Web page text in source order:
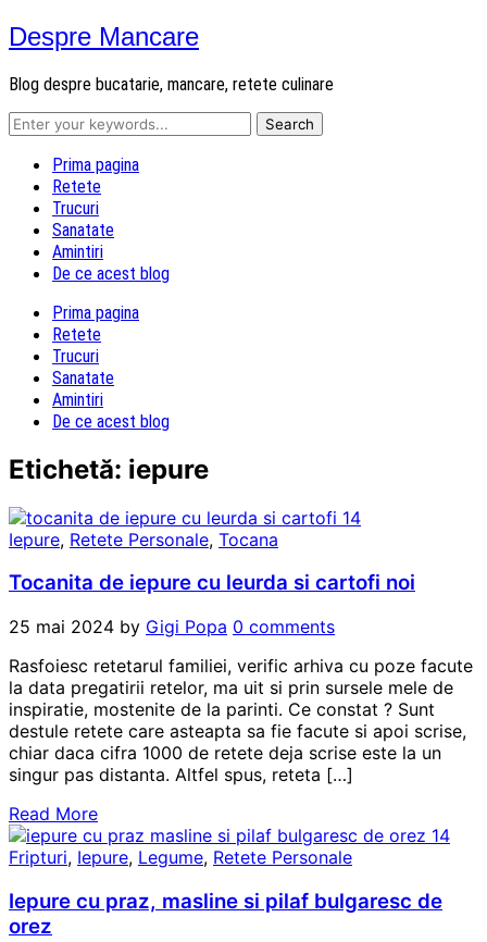
Despre Mancare
Blog despre bucatarie, mancare, retete culinare
Prima pagina
Retete
Trucuri
Sanatate
Amintiri
De ce acest blog
Prima pagina
Retete
Trucuri
Sanatate
Amintiri
De ce acest blog
Etichetă: iepure
Iepure, Retete Personale, Tocana
Tocanita de iepure cu leurda si cartofi noi
25 mai 2024 by Gigi Popa 0 comments
Rasfoiesc retetarul familiei, verific arhiva cu poze facute
la data pregatirii retelor, ma uit si prin sursele mele de
inspiratie, mostenite de la parinti. Ce constat ? Sunt
destule retete care asteapta sa fie facute si apoi scrise,
chiar daca cifra 1000 de retete deja scrise este la un
singur pas distanta. Altfel spus, reteta […]
Read More
Fripturi, Iepure, Legume, Retete Personale
Iepure cu praz, masline si pilaf bulgaresc de
orez